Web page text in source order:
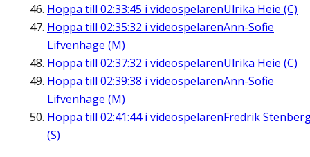
Hoppa till 02:33:45 i videospelarenUlrika Heie (C)
Hoppa till 02:35:32 i videospelarenAnn-Sofie
Lifvenhage (M)
Hoppa till 02:37:32 i videospelarenUlrika Heie (C)
Hoppa till 02:39:38 i videospelarenAnn-Sofie
Lifvenhage (M)
Hoppa till 02:41:44i videospelarenFredrik
(S)